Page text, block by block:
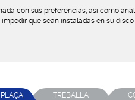
con sus preferencias, así como
que sean instaladas en su
TREBALLA